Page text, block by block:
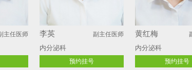
主任医师 李英 副主任医师
内分泌科
预约挂号
黄红梅
内分泌科
预约挂号